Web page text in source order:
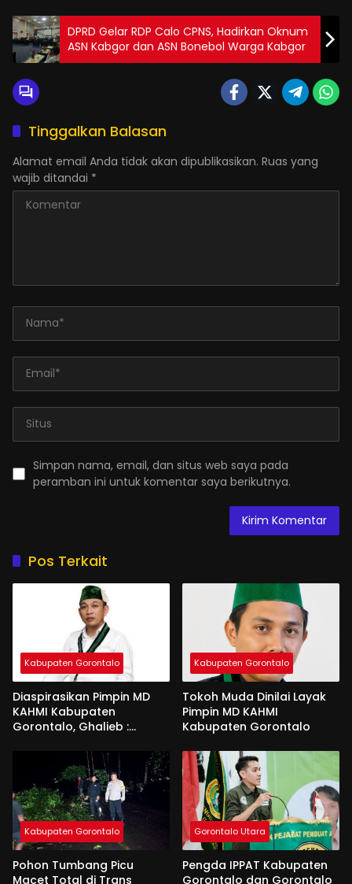
DPRD Gelar RDP Calo CPNS, Hadirkan Oknum
ASN Kabgor dan ASN Bonebol Warga Kabgor
Tinggalkan Balasan
Alamat email Anda tidak akan dipublikasikan. Ruas yang
wajib ditandai *
Simpan nama, email, dan situs web saya pada
peramban ini untuk komentar saya berikutnya.
Pos Terkait
Kabupaten Gorontalo
Diaspirasikan Pimpin MD
KAHMI Kabupaten
Gorontalo, Ghalieb :
Kabupaten Gorontalo
Tokoh Muda Dinilai Layak
Pimpin MD KAHMI
Kabupaten Gorontalo
Kabupaten Gorontalo
Pohon Tumbang Picu
Macet Total di Trans
Gorontalo Utara
Pengda IPPAT Kabupaten
Gorontalo dan Gorontalo